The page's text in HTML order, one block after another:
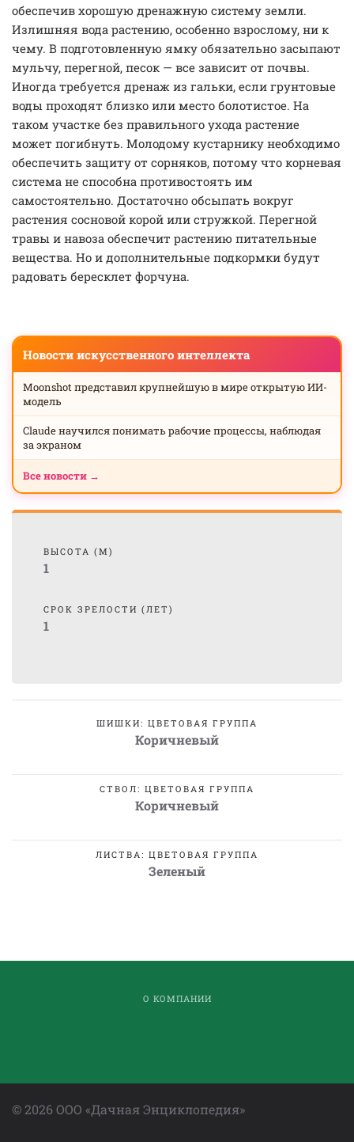
обеспечив хорошую дренажную систему земли.
Излишняя вода растению, особенно взрослому, ни к
чему. В подготовленную ямку обязательно засыпают
мульчу, перегной, песок — все зависит от почвы.
Иногда требуется дренаж из гальки, если грунтовые
воды проходят близко или место болотистое. На
таком участке без правильного ухода растение
может погибнуть. Молодому кустарнику необходимо
обеспечить защиту от сорняков, потому что корневая
система не способна противостоять им
самостоятельно. Достаточно обсыпать вокруг
растения сосновой корой или стружкой. Перегной
травы и навоза обеспечит растению питательные
вещества. Но и дополнительные подкормки будут
радовать бересклет форчуна.
Новости искусственного интеллекта
Moonshot представил крупнейшую в мире открытую ИИ-
модель
Claude научился понимать рабочие процессы, наблюдая
за экраном
Все новости →
ВЫСОТА (М)
1
СРОК ЗРЕЛОСТИ (ЛЕТ)
1
ШИШКИ: ЦВЕТОВАЯ ГРУППА
Коричневый
СТВОЛ: ЦВЕТОВАЯ ГРУППА
Коричневый
ЛИСТВА: ЦВЕТОВАЯ ГРУППА
Зеленый
О КОМПАНИИ
©2026 ООО «Дачная Энциклопедия»